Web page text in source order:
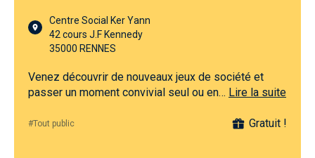
Centre Social Ker Yann
42 cours J.F Kennedy
35000 RENNES
Venez découvrir de nouveaux jeux de société et
passer un moment convivial seul ou en… Lire la suite
#Tout public Gratuit !